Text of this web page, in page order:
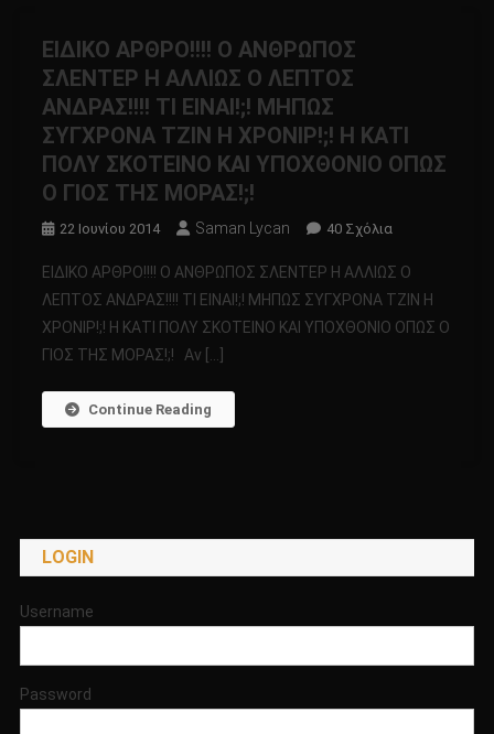
ΕΙΔΙΚΟ ΑΡΘΡΟ!!!! Ο ΑΝΘΡΩΠΟΣ
ΣΛΕΝΤΕΡ Η ΑΛΛΙΩΣ Ο ΛΕΠΤΟΣ
ΑΝΔΡΑΣ!!!! ΤΙ ΕΙΝΑΙ!;! ΜΗΠΩΣ
ΣΥΓΧΡΟΝΑ ΤΖΙΝ Η ΧΡΟΝΙΡ!;! Η ΚΑΤΙ
ΠΟΛΥ ΣΚΟΤΕΙΝΟ ΚΑΙ ΥΠΟΧΘΟΝΙΟ ΟΠΩΣ
Ο ΓΙΟΣ ΤΗΣ ΜΟΡΑΣ!;!
22 Ιουνίου 2014 Saman Lycan 40 ΣχόλιαΣτο
ΑΡΘΡΟ!!!!
Ο
ΑΝΘΡΩΠΟΣ
ΚΑΤΙ
ΕΙΔΙΚΟ ΑΡΘΡΟ!!!! Ο ΑΝΘΡΩΠΟΣ ΣΛΕΝΤΕΡ Η ΑΛΛΙΩΣ Ο
ΛΕΠΤΟΣ ΑΝΔΡΑΣ!!!! ΤΙ ΕΙΝΑΙ!;! ΜΗΠΩΣ ΣΥΓΧΡΟΝΑ ΤΖΙΝ Η
ΧΡΟΝΙΡ!;! Η ΚΑΤΙ ΠΟΛΥ ΣΚΟΤΕΙΝΟ ΚΑΙ ΥΠΟΧΘΟΝΙΟ ΟΠΩΣ Ο
ΓΙΟΣ ΤΗΣ ΜΟΡΑΣ!;! Αν […]
Continue Reading
LOGIN
Username
Password